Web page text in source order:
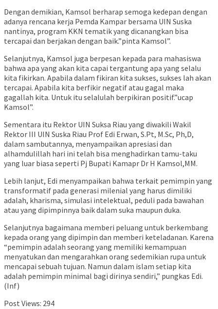
Dengan demikian, Kamsol berharap semoga kedepan dengan
adanya rencana kerja Pemda Kampar bersama UIN Suska
nantinya, program KKN tematik yang dicanangkan bisa
tercapai dan berjakan dengan baik.”pinta Kamsol”.
Selanjutnya, Kamsol juga berpesan kepada para mahasiswa
bahwa apa yang akan kita capai tergantung apa yang selalu
kita fikirkan. Apabila dalam fikiran kita sukses, sukses lah akan
tercapai. Apabila kita berfikir negatif atau gagal maka
gagallah kita. Untuk itu selalulah berpikiran positif.”ucap
Kamsol”.
Sementara itu Rektor UIN Suksa Riau yang diwakili Wakil
Rektor III UIN Suska Riau Prof Edi Erwan, S.Pt, M.Sc, Ph,D,
dalam sambutannya, menyampaikan apresiasi dan
alhamdulillah hari ini telah bisa menghadirkan tamu-taku
yang luar biasa seperti Pj Bupati Kamapr Dr H Kamsol,MM.
Lebih lanjut, Edi menyampaikan bahwa terkait pemimpin yang
transformatif pada generasi milenial yang harus dimiliki
adalah, kharisma, simulasi intelektual, peduli pada bawahan
atau yang dipimpinnya baik dalam suka maupun duka.
Selanjutnya bagaimana memberi peluang untuk berkembang
kepada orang yang dipimpin dan memberi keteladanan. Karena
“pemimpin adalah seorang yang memiliki kemampuan
menyatukan dan mengarahkan orang sedemikian rupa untuk
mencapai sebuah tujuan. Namun dalam islam setiap kita
adalah pemimpin minimal bagi dirinya sendiri,” pungkas Edi.
(Inf)
Post Views: 294